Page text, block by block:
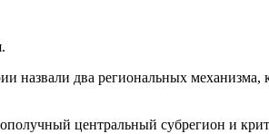
назвали два региональных механизма,
центральный субрегион и